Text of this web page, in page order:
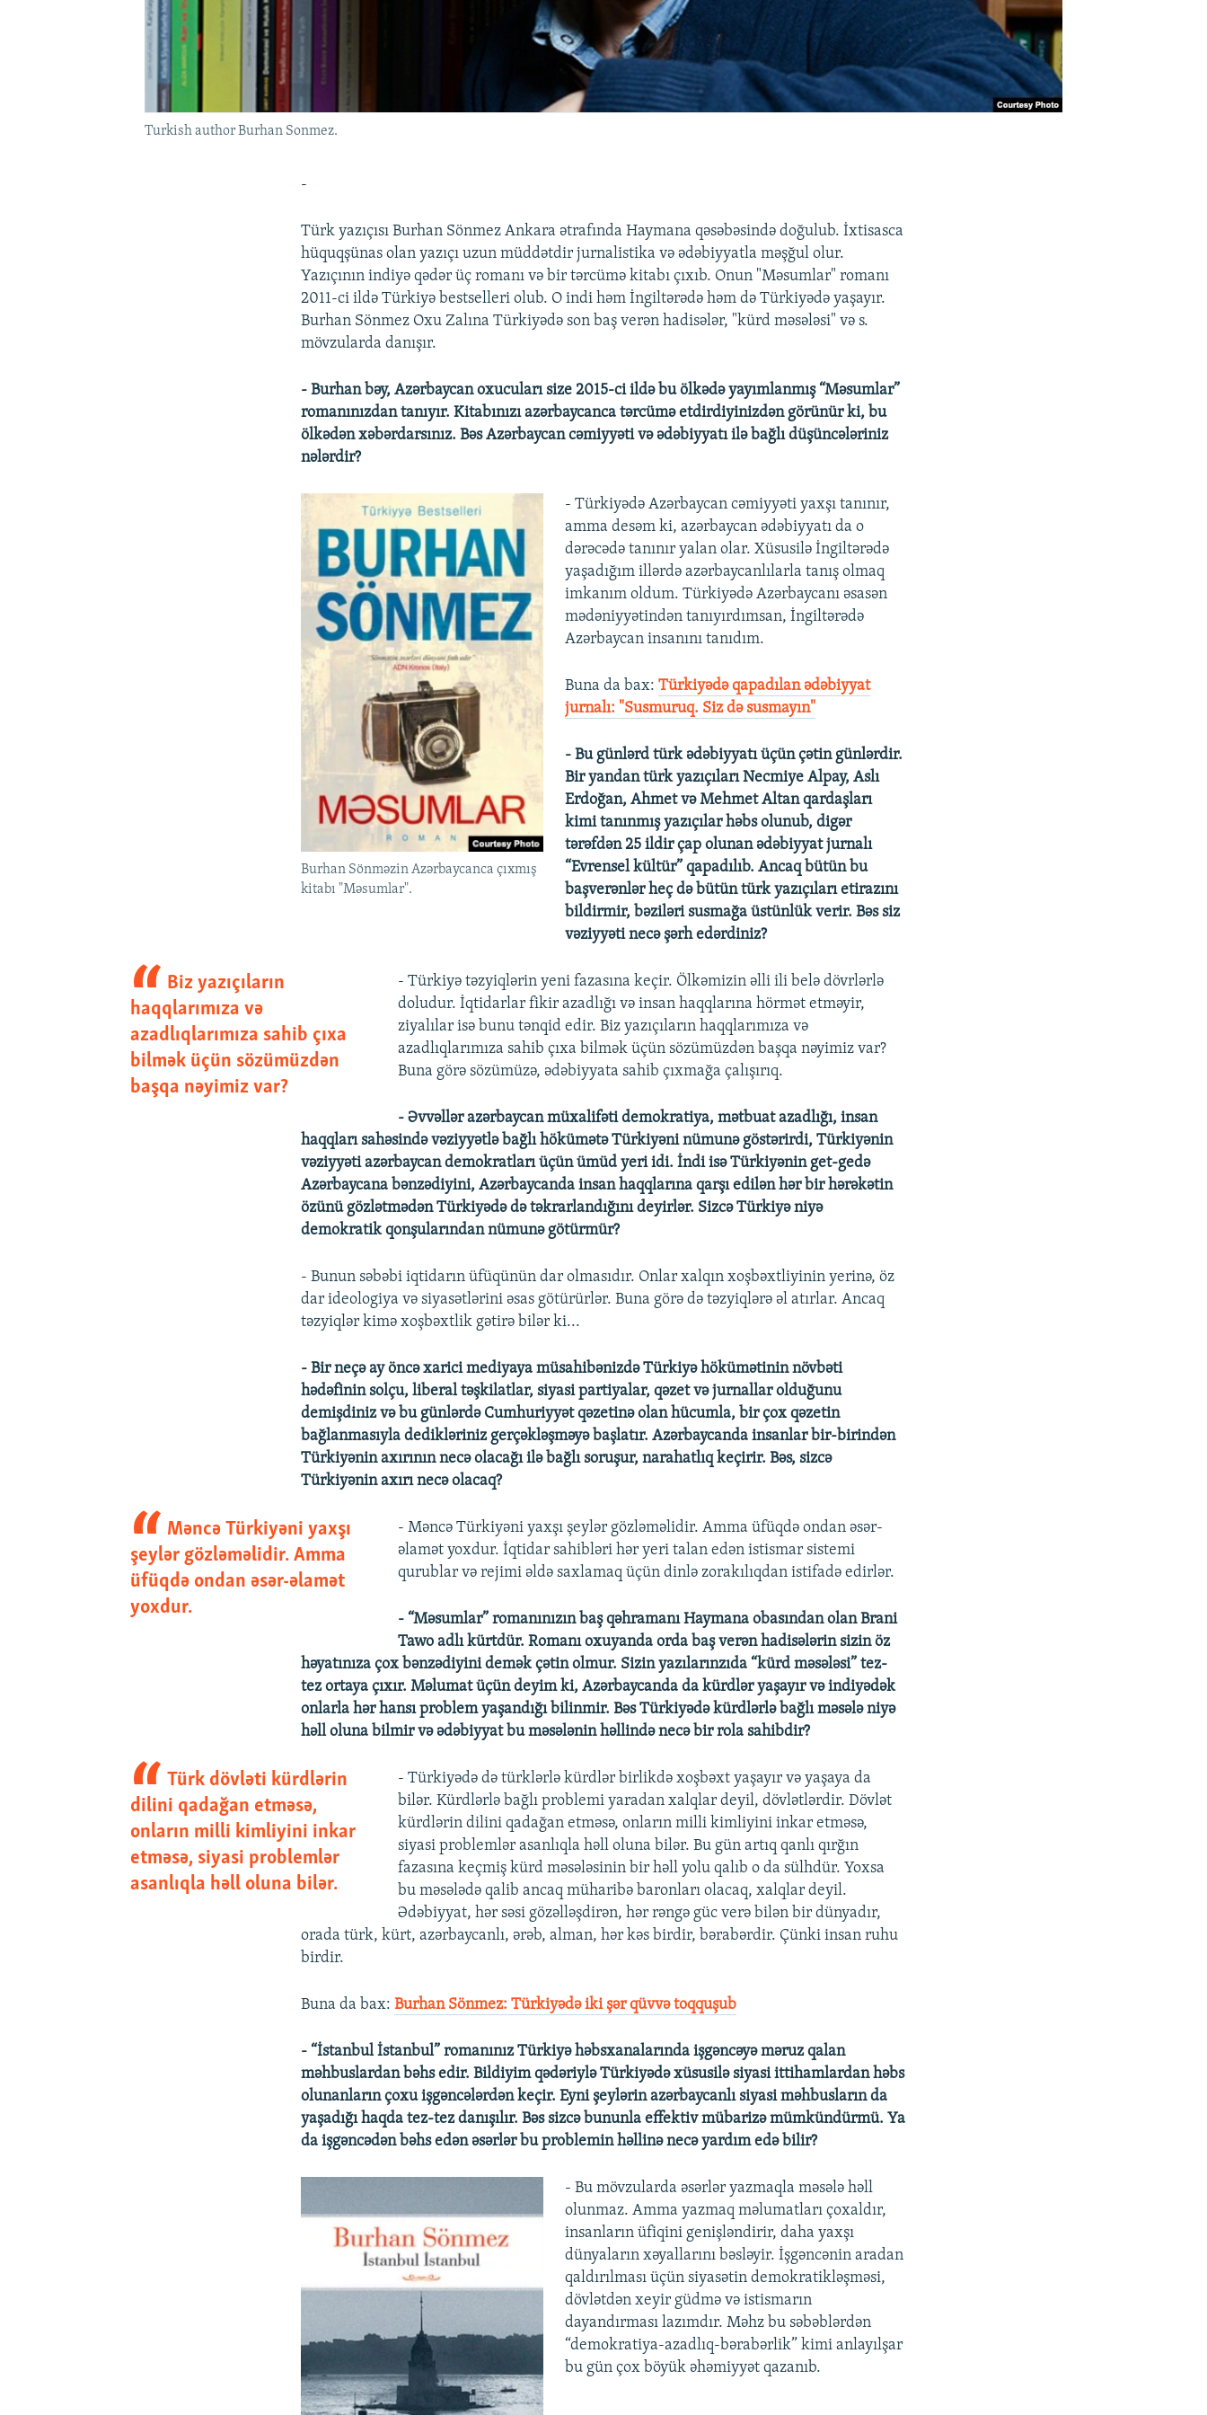
Turkish author Burhan Sonmez.
-
Türk yazıçısı Burhan Sönmez Ankara ətrafında Haymana qəsəbəsində doğulub. İxtisasca
hüquqşünas olan yazıçı uzun müddətdir jurnalistika və ədəbiyyatla məşğul olur.
Yazıçının indiyə qədər üç romanı və bir tərcümə kitabı çıxıb. Onun "Məsumlar" romanı
2011-ci ildə Türkiyə bestselleri olub. O indi həm İngiltərədə həm də Türkiyədə yaşayır.
Burhan Sönmez Oxu Zalına Türkiyədə son baş verən hadisələr, "kürd məsələsi" və s.
mövzularda danışır.
- Burhan bəy, Azərbaycan oxucuları size 2015-ci ildə bu ölkədə yayımlanmış “Məsumlar”
romanınızdan tanıyır. Kitabınızı azərbaycanca tərcümə etdirdiyinizdən görünür ki, bu
ölkədən xəbərdarsınız. Bəs Azərbaycan cəmiyyəti və ədəbiyyatı ilə bağlı düşüncələriniz
nələrdir?
Burhan Sönməzin Azərbaycanca çıxmış
kitabı "Məsumlar".
- Türkiyədə Azərbaycan cəmiyyəti yaxşı tanınır,
amma desəm ki, azərbaycan ədəbiyyatı da o
dərəcədə tanınır yalan olar. Xüsusilə İngiltərədə
yaşadığım illərdə azərbaycanlılarla tanış olmaq
imkanım oldum. Türkiyədə Azərbaycanı əsasən
mədəniyyətindən tanıyırdımsan, İngiltərədə
Azərbaycan insanını tanıdım.
Buna da bax: Türkiyədə qapadılan ədəbiyyat
jurnalı: "Susmuruq. Siz də susmayın"
- Bu günlərd türk ədəbiyyatı üçün çətin günlərdir.
Bir yandan türk yazıçıları Necmiye Alpay, Aslı
Erdoğan, Ahmet və Mehmet Altan qardaşları
kimi tanınmış yazıçılar həbs olunub, digər
tərəfdən 25 ildir çap olunan ədəbiyyat jurnalı
“Evrensel kültür” qapadılıb. Ancaq bütün bu
başverənlər heç də bütün türk yazıçıları etirazını
bildirmir, bəziləri susmağa üstünlük verir. Bəs siz
vəziyyəti necə şərh edərdiniz?
Biz yazıçıların
haqqlarımıza və
azadlıqlarımıza sahib çıxa
bilmək üçün sözümüzdən
başqa nəyimiz var?
- Türkiyə təzyiqlərin yeni fazasına keçir. Ölkəmizin əlli ili belə dövrlərlə
doludur. İqtidarlar fikir azadlığı və insan haqqlarına hörmət etməyir,
ziyalılar isə bunu tənqid edir. Biz yazıçıların haqqlarımıza və
azadlıqlarımıza sahib çıxa bilmək üçün sözümüzdən başqa nəyimiz var?
Buna görə sözümüzə, ədəbiyyata sahib çıxmağa çalışırıq.
- Əvvəllər azərbaycan müxalifəti demokratiya, mətbuat azadlığı, insan
haqqları sahəsində vəziyyətlə bağlı hökümətə Türkiyəni nümunə göstərirdi, Türkiyənin
vəziyyəti azərbaycan demokratları üçün ümüd yeri idi. İndi isə Türkiyənin get-gedə
Azərbaycana bənzədiyini, Azərbaycanda insan haqqlarına qarşı edilən hər bir hərəkətin
özünü gözlətmədən Türkiyədə də təkrarlandığını deyirlər. Sizcə Türkiyə niyə
demokratik qonşularından nümunə götürmür?
- Bunun səbəbi iqtidarın üfüqünün dar olmasıdır. Onlar xalqın xoşbəxtliyinin yerinə, öz
dar ideologiya və siyasətlərini əsas götürürlər. Buna görə də təzyiqlərə əl atırlar. Ancaq
təzyiqlər kimə xoşbəxtlik gətirə bilər ki...
- Bir neçə ay öncə xarici mediyaya müsahibənizdə Türkiyə hökümətinin növbəti
hədəfinin solçu, liberal təşkilatlar, siyasi partiyalar, qəzet və jurnallar olduğunu
demişdiniz və bu günlərdə Cumhuriyyət qəzetinə olan hücumla, bir çox qəzetin
bağlanmasıyla dedikləriniz gerçəkləşməyə başlatır. Azərbaycanda insanlar bir-birindən
Türkiyənin axırının necə olacağı ilə bağlı soruşur, narahatlıq keçirir. Bəs, sizcə
Türkiyənin axırı necə olacaq?
Məncə Türkiyəni yaxşı
şeylər gözləməlidir. Amma
üfüqdə ondan əsər-əlamət
yoxdur.
- Məncə Türkiyəni yaxşı şeylər gözləməlidir. Amma üfüqdə ondan əsər-
əlamət yoxdur. İqtidar sahibləri hər yeri talan edən istismar sistemi
qurublar və rejimi əldə saxlamaq üçün dinlə zorakılıqdan istifadə edirlər.
- “Məsumlar” romanınızın baş qəhramanı Haymana obasından olan Brani
Tawo adlı kürtdür. Romanı oxuyanda orda baş verən hadisələrin sizin öz
həyatınıza çox bənzədiyini demək çətin olmur. Sizin yazılarınzıda “kürd məsələsi” tez-
tez ortaya çıxır. Məlumat üçün deyim ki, Azərbaycanda da kürdlər yaşayır və indiyədək
onlarla hər hansı problem yaşandığı bilinmir. Bəs Türkiyədə kürdlərlə bağlı məsələ niyə
həll oluna bilmir və ədəbiyyat bu məsələnin həllində necə bir rola sahibdir?
Türk dövləti kürdlərin
dilini qadağan etməsə,
onların milli kimliyini inkar
etməsə, siyasi problemlər
asanlıqla həll oluna bilər.
- Türkiyədə də türklərlə kürdlər birlikdə xoşbəxt yaşayır və yaşaya da
bilər. Kürdlərlə bağlı problemi yaradan xalqlar deyil, dövlətlərdir. Dövlət
kürdlərin dilini qadağan etməsə, onların milli kimliyini inkar etməsə,
siyasi problemlər asanlıqla həll oluna bilər. Bu gün artıq qanlı qırğın
fazasına keçmiş kürd məsələsinin bir həll yolu qalıb o da sülhdür. Yoxsa
bu məsələdə qalib ancaq müharibə baronları olacaq, xalqlar deyil.
Ədəbiyyat, hər səsi gözəlləşdirən, hər rəngə güc verə bilən bir dünyadır,
orada türk, kürt, azərbaycanlı, ərəb, alman, hər kəs birdir, bərabərdir. Çünki insan ruhu
birdir.
Buna da bax:Burhan Sönmez: Türkiyədə iki şər qüvvə toqquşub
- “İstanbul İstanbul” romanınız Türkiyə həbsxanalarında işgəncəyə məruz qalan
məhbuslardan bəhs edir. Bildiyim qədəriylə Türkiyədə xüsusilə siyasi ittihamlardan həbs
olunanların çoxu işgəncələrdən keçir. Eyni şeylərin azərbaycanlı siyasi məhbusların da
yaşadığı haqda tez-tez danışılır. Bəs sizcə bununla effektiv mübarizə mümkündürmü. Ya
da işgəncədən bəhs edən əsərlər bu problemin həllinə necə yardım edə bilir?
- Bu mövzularda əsərlər yazmaqla məsələ həll
olunmaz. Amma yazmaq məlumatları çoxaldır,
insanların üfiqini genişləndirir, daha yaxşı
dünyaların xəyallarını bəsləyir. İşgəncənin aradan
qaldırılması üçün siyasətin demokratikləşməsi,
dövlətdən xeyir güdmə və istismarın
dayandırması lazımdır. Məhz bu səbəblərdən
“demokratiya-azadlıq-bərabərlik” kimi anlayılşar
bu gün çox böyük əhəmiyyət qazanıb.